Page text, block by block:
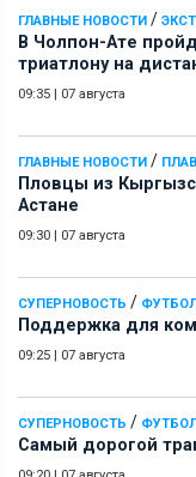
ГЛАВНЫЕ НОВОСТИ /
В Чолпон-Ате
триатлону на
09:35 | 07 августа
ГЛАВНЫЕ НОВОСТИ /
Пловцы из
Астане
09:30 | 07 августа
СУПЕРНОВОСТЬ /
Поддержка для
09:25 | 07 августа
СУПЕРНОВОСТЬ /
Самый дорогой